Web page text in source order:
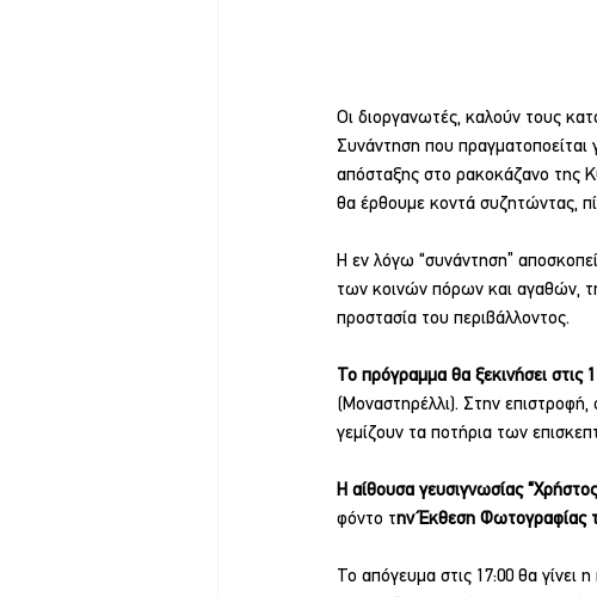
Οι διοργανωτές, καλούν τους
Συνάντηση που πραγματοποείται
απόσταξης στο ρακοκάζανο της
θα έρθουμε κοντά συζητώντας,
Η εν λόγω “συνάντηση”
των κοινών πόρων και αγαθών,
προστασία του περιβάλλοντος.
Το πρόγραμμα θα ξεκινήσει στις
(Μοναστηρέλλι). Στην επιστροφή,
γεμίζουν τα ποτήρια των
Η αίθουσα γευσιγνωσίας
φόντο την Έκθεση Φωτογραφίας
Το απόγευμα στις 17:00 θα